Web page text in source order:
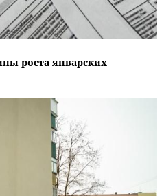
роста январских